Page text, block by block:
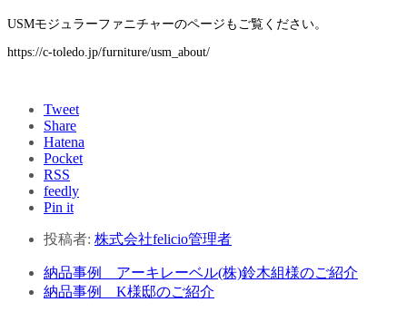
USMモジュラーファニチャーのページもご覧ください。
https://c-toledo.jp/furniture/usm_about/
Tweet
Share
Hatena
Pocket
RSS
feedly
Pin it
投稿者: 株式会社felicio管理者
納品事例 アーキレーベル(株)鈴木組様のご紹介
納品事例 K様邸のご紹介